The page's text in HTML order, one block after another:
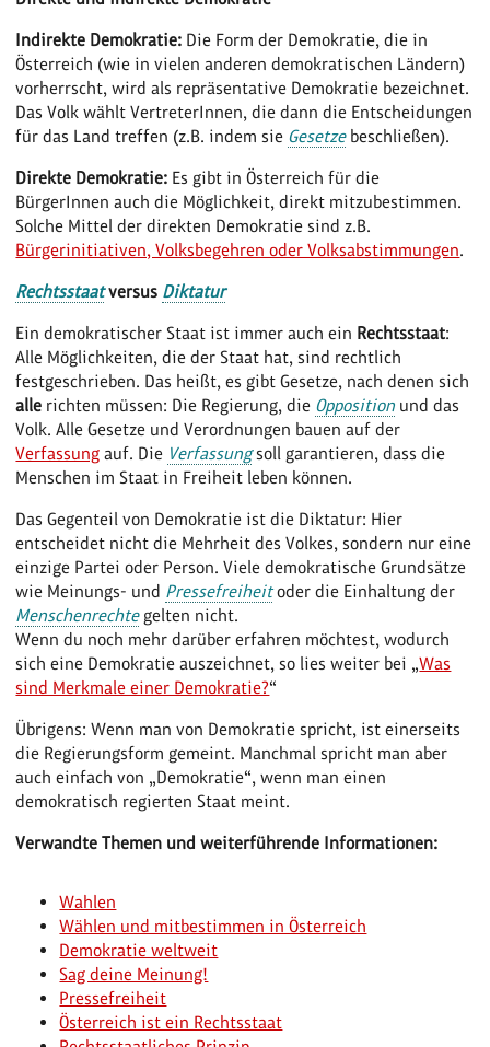
Indirekte Demokratie: Die Form der Demokratie, die in
Österreich (wie in vielen anderen demokratischen Ländern)
vorherrscht, wird als repräsentative Demokratie bezeichnet.
Das Volk wählt VertreterInnen, die dann die Entscheidungen
für das Land treffen (z.B. indem sie Gesetzebeschließen).
Direkte Demokratie: Es gibt in Österreich für die
BürgerInnen auch die Möglichkeit, direkt mitzubestimmen.
Solche Mittel der direkten Demokratie sind z.B.
Bürgerinitiativen, Volksbegehren oder Volksabstimmungen.
Rechtsstaatversus Diktatur
Ein demokratischer Staat ist immer auch ein Rechtsstaat:
Alle Möglichkeiten, die der Staat hat, sind rechtlich
festgeschrieben. Das heißt, es gibt Gesetze, nach denen sich
alle richten müssen: Die Regierung, die Opposition und das
Volk. Alle Gesetze und Verordnungen bauen auf der
Verfassung auf. Die Verfassungsoll garantieren, dass die
Menschen im Staat in Freiheit leben können.
Das Gegenteil von Demokratie ist die Diktatur: Hier
entscheidet nicht die Mehrheit des Volkes, sondern nur eine
einzige Partei oder Person. Viele demokratische Grundsätze
wie Meinungs- und Pressefreiheitoder die Einhaltung der
Menschenrechtegelten nicht.
Wenn du noch mehr darüber erfahren möchtest, wodurch
sich eine Demokratie auszeichnet, so lies weiter bei „Was
sind Merkmale einer Demokratie?“
Übrigens: Wenn man von Demokratie spricht, ist einerseits
die Regierungsform gemeint. Manchmal spricht man aber
auch einfach von „Demokratie“, wenn man einen
demokratisch regierten Staat meint.
Verwandte Themen und weiterführende Informationen:
Wahlen
Wählen und mitbestimmen in Österreich
Demokratie weltweit
Sag deine Meinung!
Pressefreiheit
Österreich ist ein Rechtsstaat